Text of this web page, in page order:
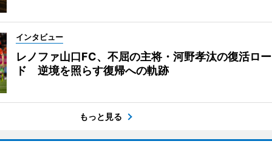
インタビュー
レノファ山口FC、不屈の主将・河野孝汰の復活ロー
ド 逆境を照らす復帰への軌跡
もっと見る